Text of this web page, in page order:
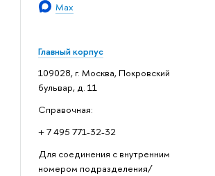
Max
Главный корпус
109028, г. Москва, Покровский
бульвар, д. 11
Справочная:
+ 7 495 771-32-32
Для соединения с внутренним
номером подразделения/